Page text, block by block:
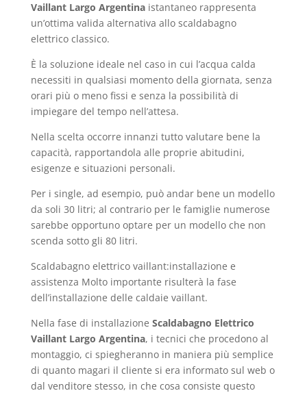
Vaillant Largo Argentinaistantaneo rappresenta
un’ottima valida alternativa allo scaldabagno
elettrico classico.
È la soluzione ideale nel caso in cui l’acqua calda
necessiti in qualsiasi momento della giornata, senza
orari più o meno fissi e senza la possibilità di
impiegare del tempo nell’attesa.
Nella scelta occorre innanzi tutto valutare bene la
capacità, rapportandola alle proprie abitudini,
esigenze e situazioni personali.
Per i single, ad esempio, può andar bene un modello
da soli 30 litri; al contrario per le famiglie numerose
sarebbe opportuno optare per un modello che non
scenda sotto gli 80 litri.
Scaldabagno elettrico vaillant:installazione e
assistenza Molto importante risulterà la fase
dell’installazione delle caldaie vaillant.
Nella fase di installazione Scaldabagno Elettrico
Vaillant Largo Argentina, i tecnici che procedono al
montaggio, ci spiegheranno in maniera più semplice
di quanto magari il cliente si era informato sul web o
dal venditore stesso, in che cosa consiste questo